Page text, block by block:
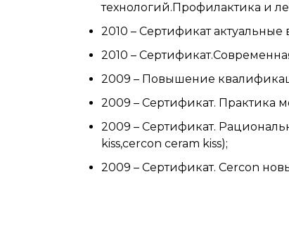
технологий.Профилактика и
2010 – Сертификат
2010 –
2009 – Повышение
2009 – Сертификат. Практика
2009 – Сертификат.
kiss,cercon ceram kiss);
2009 – Сертификат. Cercon